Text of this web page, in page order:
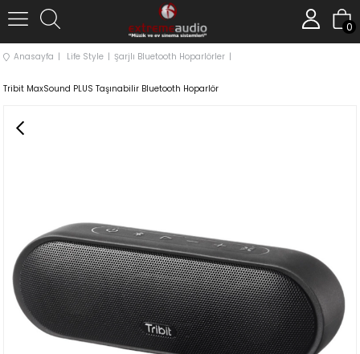
0
Anasayfa Life Style Şarjlı Bluetooth Hoparlörler
Tribit MaxSound PLUS Taşınabilir Bluetooth Hoparlör